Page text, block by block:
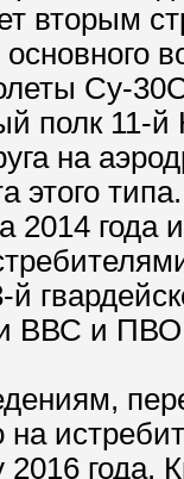
вторым
Су-
полк 11-
на
этого
года
й
ВВС и
на
года.